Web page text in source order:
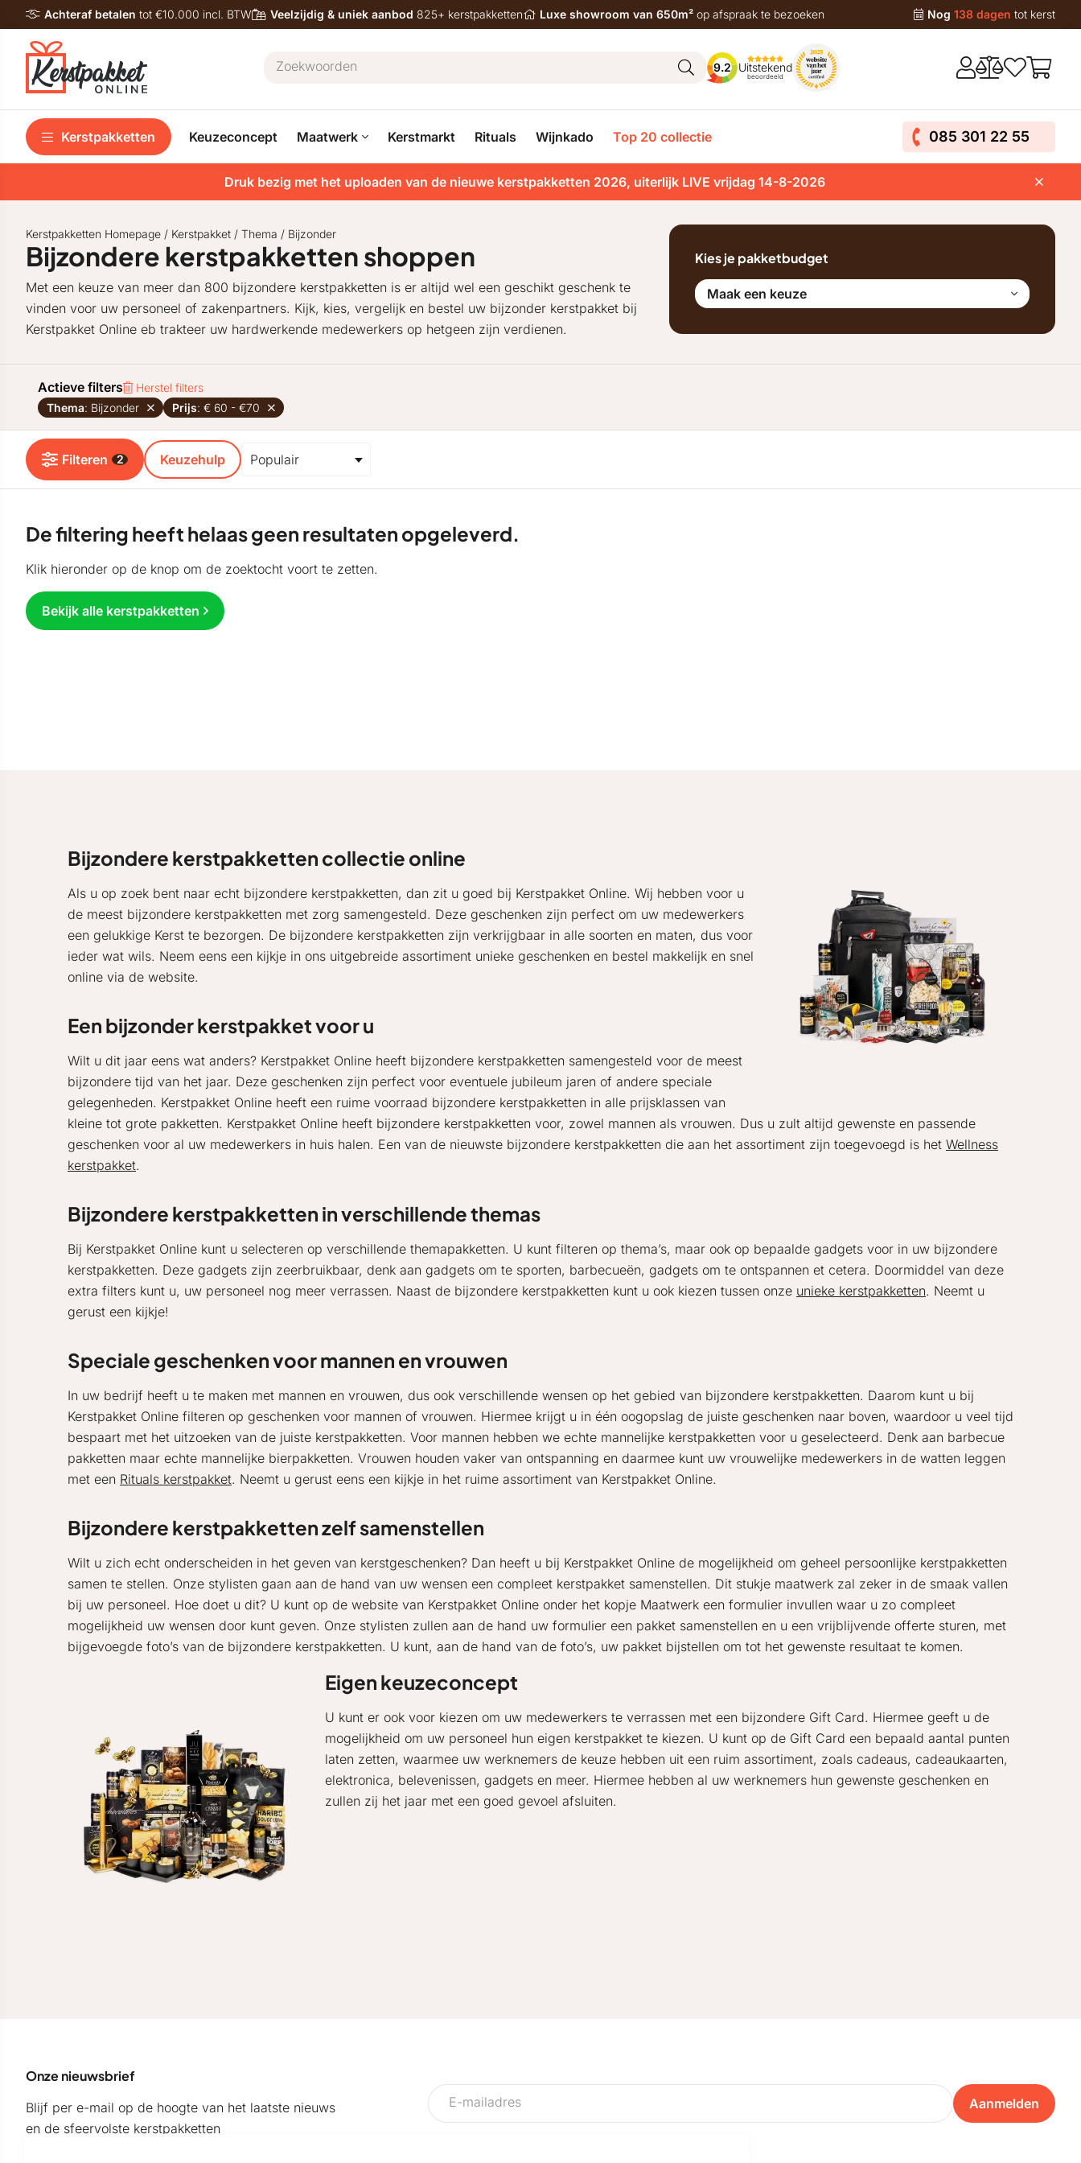
Achteraf betalen tot €10.000 incl. BTW Veelzijdig & uniek aanbod 825+ kerstpakketten Luxe showroom van 650m² op afspraak te bezoeken Nog 138 dagen tot kerst
9.2 Uitstekend
beoordeeld
Kerstpakketten Keuzeconcept Maatwerk Kerstmarkt Rituals Wijnkado Top 20 collectie 085 301 22 55
Druk bezig met het uploaden van de nieuwe kerstpakketten 2026, uiterlijk LIVE vrijdag 14-8-2026
Kerstpakketten Homepage / Kerstpakket / Thema / Bijzonder
Bijzondere kerstpakketten shoppen
Met een keuze van meer dan 800 bijzondere kerstpakketten is er altijd wel een geschikt geschenk te
vinden voor uw personeel of zakenpartners. Kijk, kies, vergelijk en bestel uw bijzonder kerstpakket bij
Kerstpakket Online eb trakteer uw hardwerkende medewerkers op hetgeen zijn verdienen.
Kies je pakketbudget
Maak een keuze
Actieve filters
Herstel filters
Thema: Bijzonder Prijs: € 60 - €70
Filteren 2 Keuzehulp
De filtering heeft helaas geen resultaten opgeleverd.
Klik hieronder op de knop om de zoektocht voort te zetten.
Bekijk alle kerstpakketten
Bijzondere kerstpakketten collectie online
Als u op zoek bent naar echt bijzondere kerstpakketten, dan zit u goed bij Kerstpakket Online. Wij hebben voor u
de meest bijzondere kerstpakketten met zorg samengesteld. Deze geschenken zijn perfect om uw medewerkers
een gelukkige Kerst te bezorgen. De bijzondere kerstpakketten zijn verkrijgbaar in alle soorten en maten, dus voor
ieder wat wils. Neem eens een kijkje in ons uitgebreide assortiment unieke geschenken en bestel makkelijk en snel
online via de website.
Een bijzonder kerstpakket voor u
Wilt u dit jaar eens wat anders? Kerstpakket Online heeft bijzondere kerstpakketten samengesteld voor de meest
bijzondere tijd van het jaar. Deze geschenken zijn perfect voor eventuele jubileum jaren of andere speciale
gelegenheden. Kerstpakket Online heeft een ruime voorraad bijzondere kerstpakketten in alle prijsklassen van
kleine tot grote pakketten. Kerstpakket Online heeft bijzondere kerstpakketten voor, zowel mannen als vrouwen. Dus u zult altijd gewenste en passende
geschenken voor al uw medewerkers in huis halen. Een van de nieuwste bijzondere kerstpakketten die aan het assortiment zijn toegevoegd is het Wellness
kerstpakket.
Bijzondere kerstpakketten in verschillende themas
Bij Kerstpakket Online kunt u selecteren op verschillende themapakketten. U kunt filteren op thema’s, maar ook op bepaalde gadgets voor in uw bijzondere
kerstpakketten. Deze gadgets zijn zeerbruikbaar, denk aan gadgets om te sporten, barbecueën, gadgets om te ontspannen et cetera. Doormiddel van deze
extra filters kunt u, uw personeel nog meer verrassen. Naast de bijzondere kerstpakketten kunt u ook kiezen tussen onze unieke kerstpakketten. Neemt u
gerust een kijkje!
Speciale geschenken voor mannen en vrouwen
In uw bedrijf heeft u te maken met mannen en vrouwen, dus ook verschillende wensen op het gebied van bijzondere kerstpakketten. Daarom kunt u bij
Kerstpakket Online filteren op geschenken voor mannen of vrouwen. Hiermee krijgt u in één oogopslag de juiste geschenken naar boven, waardoor u veel tijd
bespaart met het uitzoeken van de juiste kerstpakketten. Voor mannen hebben we echte mannelijke kerstpakketten voor u geselecteerd. Denk aan barbecue
pakketten maar echte mannelijke bierpakketten. Vrouwen houden vaker van ontspanning en daarmee kunt uw vrouwelijke medewerkers in de watten leggen
met een Rituals kerstpakket. Neemt u gerust eens een kijkje in het ruime assortiment van Kerstpakket Online.
Bijzondere kerstpakketten zelf samenstellen
Wilt u zich echt onderscheiden in het geven van kerstgeschenken? Dan heeft u bij Kerstpakket Online de mogelijkheid om geheel persoonlijke kerstpakketten
samen te stellen. Onze stylisten gaan aan de hand van uw wensen een compleet kerstpakket samenstellen. Dit stukje maatwerk zal zeker in de smaak vallen
bij uw personeel. Hoe doet u dit? U kunt op de website van Kerstpakket Online onder het kopje Maatwerk een formulier invullen waar u zo compleet
mogelijkheid uw wensen door kunt geven. Onze stylisten zullen aan de hand uw formulier een pakket samenstellen en u een vrijblijvende offerte sturen, met
bijgevoegde foto’s van de bijzondere kerstpakketten. U kunt, aan de hand van de foto’s, uw pakket bijstellen om tot het gewenste resultaat te komen.
Eigen keuzeconcept
U kunt er ook voor kiezen om uw medewerkers te verrassen met een bijzondere Gift Card. Hiermee geeft u de
mogelijkheid om uw personeel hun eigen kerstpakket te kiezen. U kunt op de Gift Card een bepaald aantal punten
laten zetten, waarmee uw werknemers de keuze hebben uit een ruim assortiment, zoals cadeaus, cadeaukaarten,
elektronica, belevenissen, gadgets en meer. Hiermee hebben al uw werknemers hun gewenste geschenken en
zullen zij het jaar met een goed gevoel afsluiten.
Onze nieuwsbrief
Blijf per e-mail op de hoogte van het laatste nieuws
en de sfeervolste kerstpakketten
Aanmelden